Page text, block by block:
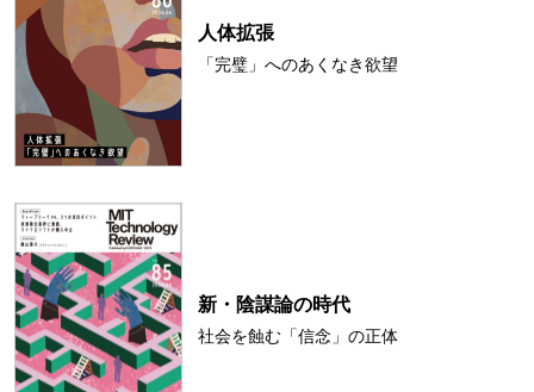
人体拡張
「完璧」へのあくなき欲望
新・陰謀論の時代
社会を蝕む「信念」の正体